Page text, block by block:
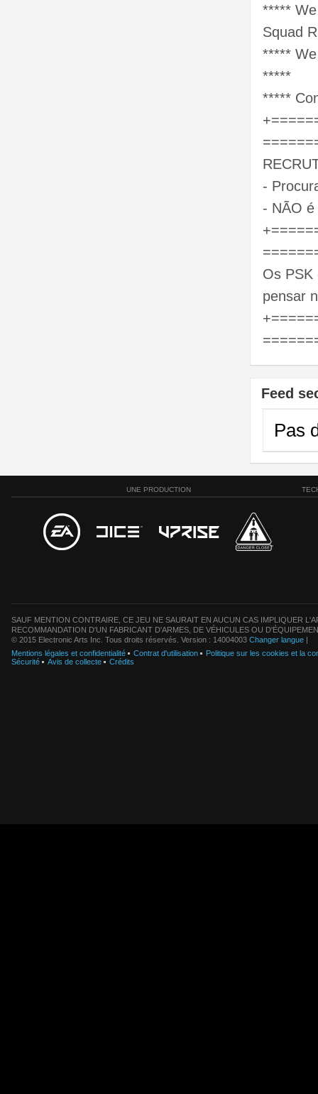
*****
Squad
*****
*****
*****
-
- NÃO
Os PSK
pensar
Feed
Pas
UNE PRODUCTION
SAUF MENTION CONTRAIRE, CE JEU NE SAURAIT EN AUCUN CAS IMPLIQUER
RECOMMANDATION D'UN FABRICANT D'ARMES, DE VÉHICULES OU
© 2015 Electronic Arts Inc. Tous droits réservés. Version : 14004003 Changer langue |
Mentions légales et confidentialité
Contrat d'utilisation
Politique sur les cookies et la
Sécurité
Avis de collecte Crédits